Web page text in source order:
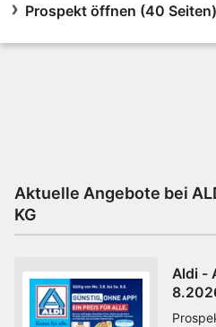
Prospekt öffnen (40 Seiten)
Aktuelle Angebote bei
KG
Aldi -